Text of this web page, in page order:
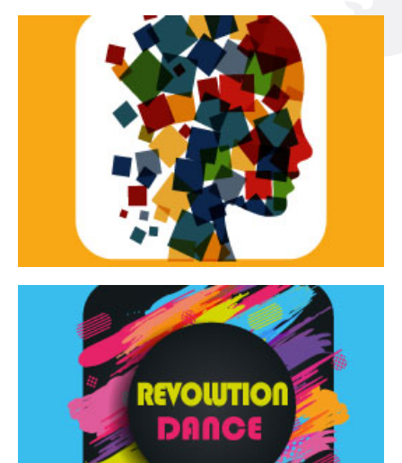
Tracce dinamiche
Tracce Dinamiche è una rassegna di teatro
d’innovazione e sperimentale.
Continua
Revolution Dance
Rassegna di danza contemporanea – I Edizione